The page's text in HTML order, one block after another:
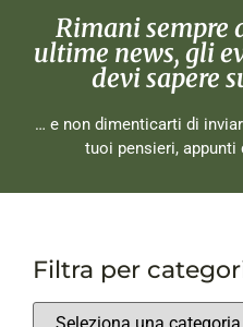
Rimani sempre
ultime news, gli
devi sapere
… e non dimenticarti di
tuoi pensieri,
Filtra per